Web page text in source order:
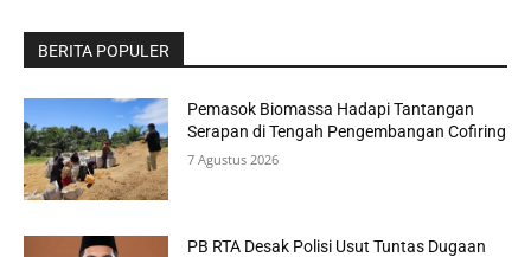
BERITA POPULER
Pemasok Biomassa Hadapi Tantangan
Serapan di Tengah Pengembangan Cofiring
7 Agustus 2026
PB RTA Desak Polisi Usut Tuntas Dugaan